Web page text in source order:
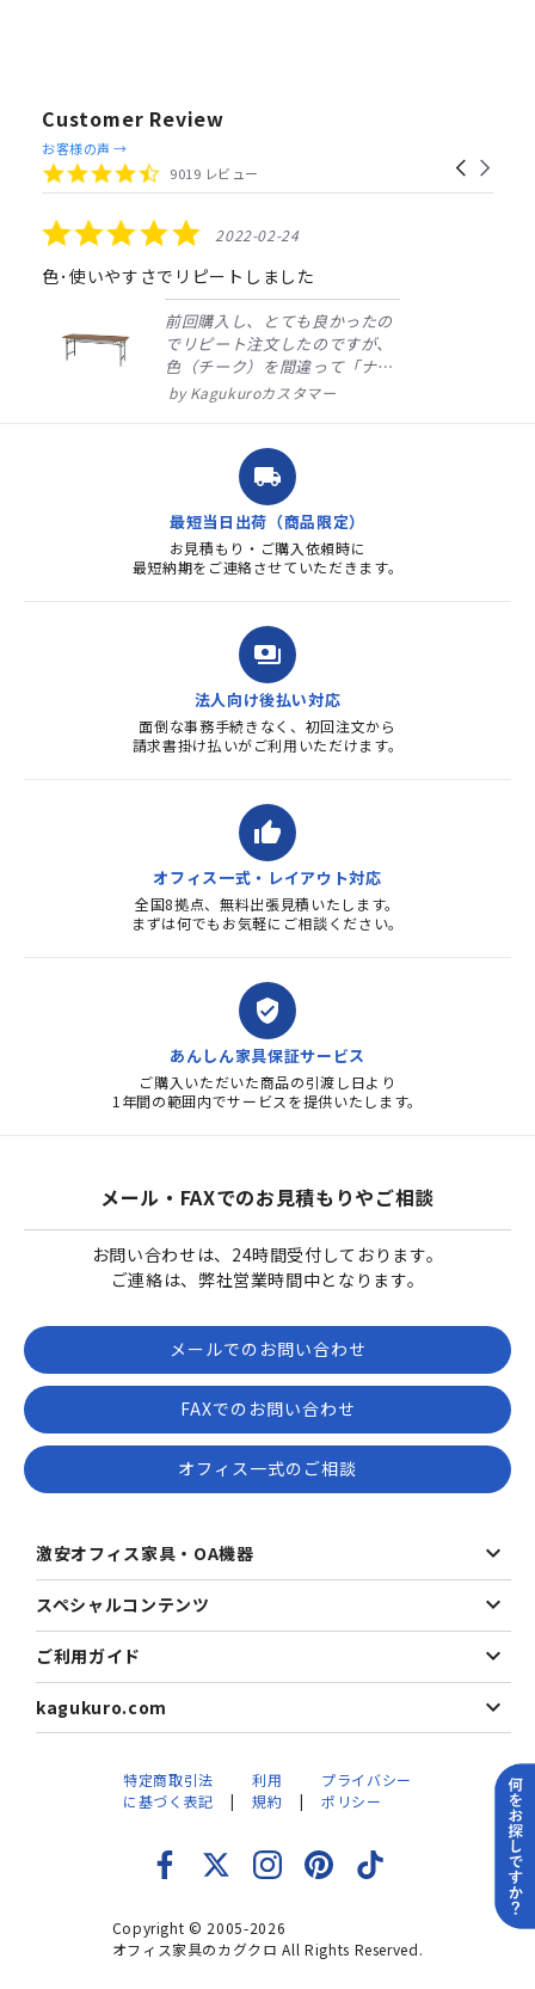
Customer Review
Reviews
carousel
Carousel
4.4
star
9019 レビュー
お客様の声 →
5.0
star
rating
2022-02-24
色･使いやすさでリピートしました
前回購入し、とても良かったの
でリピート注文したのですが、
色（チーク）を間違って「ナチ
ュラル」としてしまいました。
ました。商品到着も早く、品
質・使いやすさで満足していま
す。また、リピートするときは
よろしくお...
Kagukuroカスタマー
local_shipping
最短当日出荷（商品限定）
お見積もり・ご購入依頼時に
最短納期をご連絡させていただきます。
payments
法人向け後払い対応
面倒な事務手続きなく、初回注文から
請求書掛け払いがご利用いただけます。
thumb_up
オフィス一式・レイアウト対応
全国8拠点、無料出張見積いたします。
まずは何でもお気軽にご相談ください。
verified_user
あんしん家具保証サービス
ご購入いただいた商品の引渡し日より
1年間の範囲内でサービスを提供いたします。
メール・FAXでのお見積もりやご相談
お問い合わせは、24時間受付しております。
ご連絡は、弊社営業時間中となります。
メールでのお問い合わせ
FAXでのお問い合わせ
オフィス一式のご相談
激安オフィス家具・OA機器
スペシャルコンテンツ
ご利用ガイド
kagukuro.com
Copyright © 2005-2026
オフィス家具のカグクロ All Rights Reserved.
特定商取引法
に基づく表記
利用
規約
プライバシー
ポリシー